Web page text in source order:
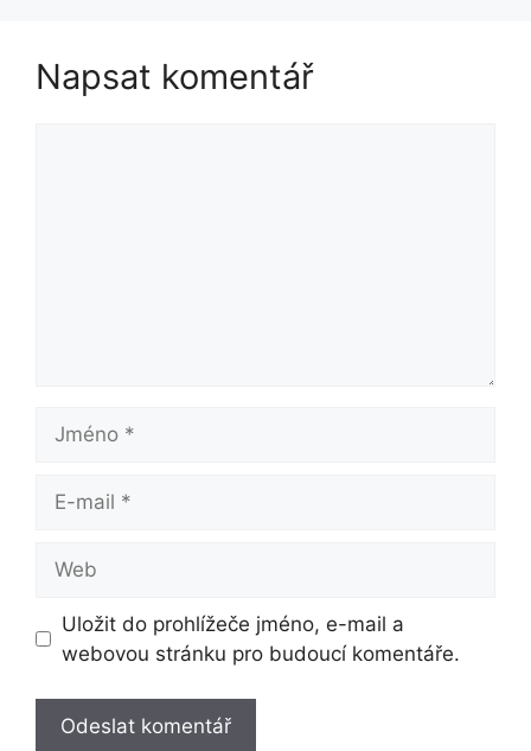
Napsat komentář
Jméno
mail
Uložit do prohlížeče jméno, e-mail a
webovou stránku pro budoucí komentáře.